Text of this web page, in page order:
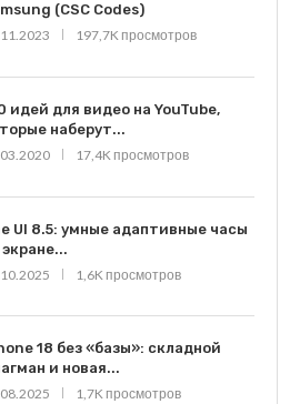
(CSC Codes)
197,7K просмотров
идей для видео на YouTube,
наберут...
17,4K просмотров
UI 8.5: умные адаптивные часы
экране...
1,6K просмотров
18 без «базы»: складной
и новая...
1,7K просмотров